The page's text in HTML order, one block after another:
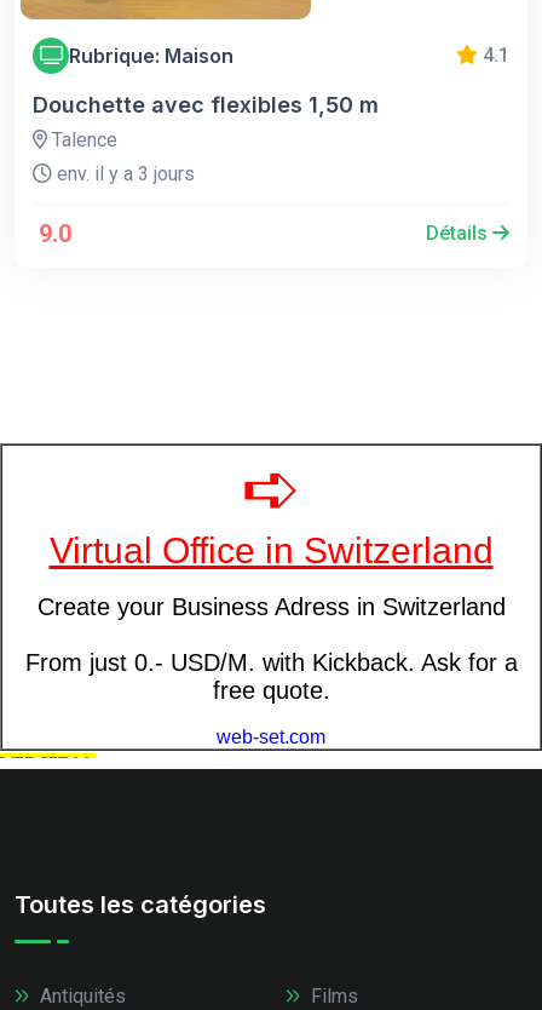
Rubrique: Maison 4.1
Douchette avec flexibles 1,50 m
Talence
env. il y a 3 jours
9.0 Détails
Toutes les catégories
Antiquités
Films